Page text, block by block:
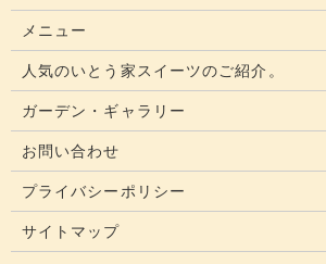
メニュー
人気のいとう家スイーツのご紹介。
ガーデン・ギャラリー
お問い合わせ
プライバシーポリシー
サイトマップ